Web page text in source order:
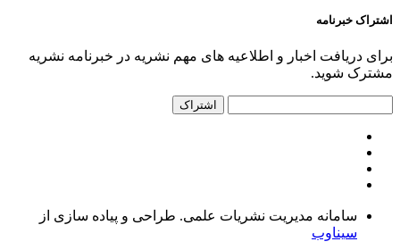
اشتراک خبرنامه
برای دریافت اخبار و اطلاعیه های مهم نشریه در خبرنامه نشریه
مشترک شوید.
اشتراک
سامانه مدیریت نشریات علمی. طراحی و پیاده سازی از
سیناوب